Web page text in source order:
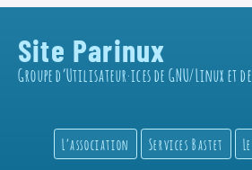
Site Parinux
Groupe d’Utilisateur·ices de GNU/Linux et
L’association Services Bastet